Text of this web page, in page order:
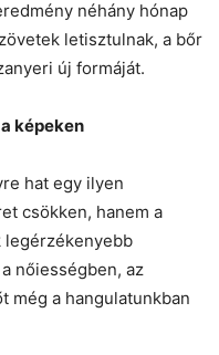
néhány hónap
letisztulnak, a bőr
új formáját.
képeken
hat egy ilyen
csökken, hanem a
legérzékenyebb
nőiességben, az
még a hangulatunkban